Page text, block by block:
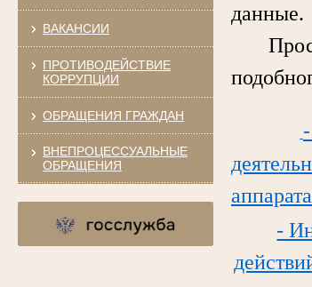
ВАКАНСИИ
ПРОТИВОДЕЙСТВИЕ
КОРРУПЦИИ
ОБРАЩЕНИЯ ГРАЖДАН
ВНЕПРОЦЕССУАЛЬНЫЕ
ОБРАЩЕНИЯ
данные.
-